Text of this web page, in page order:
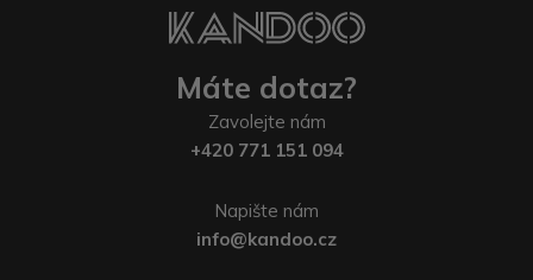
Máte dotaz?
Zavolejte nám
+420 771 151 094
Napište nám
info@kandoo.cz